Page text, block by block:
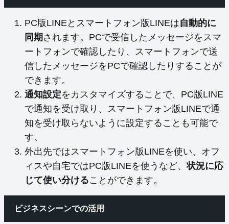
PC版LINEとスマートフォン版LINEは自動的に
同期 されます。PCで受信したメッセージをスマ
ートフォンで確認したり、スマートフォンで送
信したメッセージをPCで確認したりすることが
できます。
通知設定をカスタマイズすることで、PC版LINE
で通知を受け取り、スマートフォン版LINEで通
知を受け取らないように設定することも可能で
す。
外出先ではスマートフォン版LINEを使い、オフ
ィスや自宅ではPC版LINEを使うなど、状況に応
じて使い分けることができます。
ビジネスシーンでの活用